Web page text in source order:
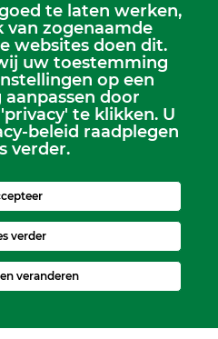
te laten werken,
zogenaamde
websites doen dit.
uw toestemming
op een
door
te klikken. U
beleid raadplegen
verder.
verder
veranderen